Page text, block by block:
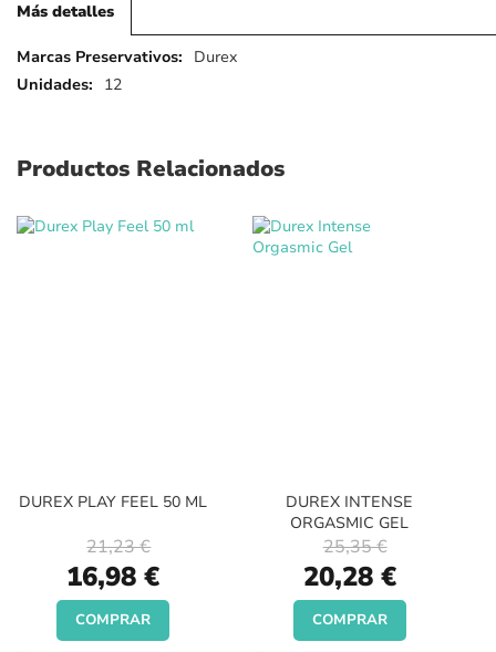
Más detalles
Más
detalles
Durex
12
Productos Relacionados
DUREX PLAY FEEL 50 ML
Special
Price
16,98 €
21,23 €
COMPRAR
DUREX INTENSE
ORGASMIC GEL
Special
Price
20,28 €
25,35 €
COMPRAR